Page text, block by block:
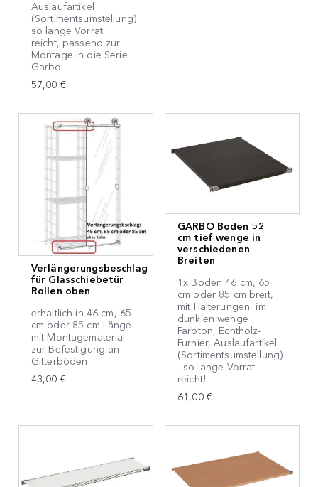
Auslaufartikel
(Sortimentsumstellung)
so lange Vorrat
reicht, passend zur
Montage in die Serie
Garbo
57,00 €
Verlängerungsbeschlag
für Glasschiebetür
Rollen oben
erhältlich in 46 cm, 65
cm oder 85 cm Länge
mit Montagematerial
zur Befestigung an
Gitterböden
43,00 €
GARBO Boden 52
cm tief wenge in
verschiedenen
Breiten
1x Boden 46 cm, 65
cm oder 85 cm breit,
mit Halterungen, im
dunklen wenge
Farbton, Echtholz-
Furnier, Auslaufartikel
(Sortimentsumstellung)
- so lange Vorrat
reicht!
61,00 €